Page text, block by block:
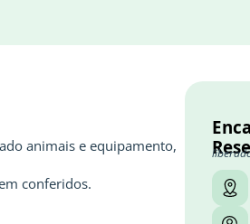
animais e equipamento,
conferidos.